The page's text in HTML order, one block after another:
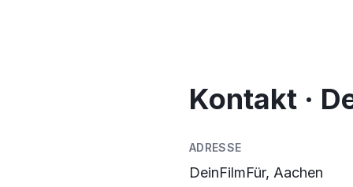
Kontakt ·
ADRESSE
DeinFilmFür, Aachen